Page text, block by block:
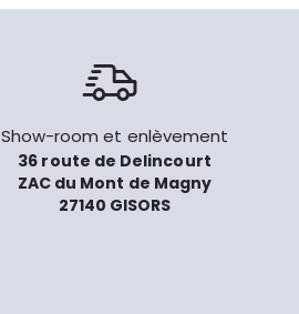
Show-room et enlèvement
36 route de Delincourt
ZAC du Mont de Magny
27140 GISORS